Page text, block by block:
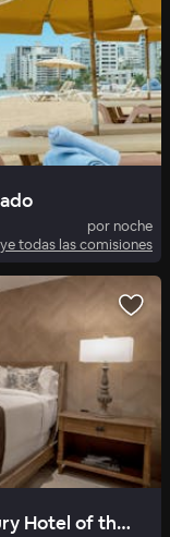
por noche
todas las comisiones
O:live Boutique Hotel, A Small Luxury Hotel of the World (Adults Only)